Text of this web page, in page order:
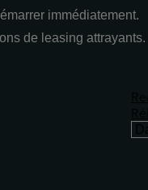
immédiatement.
de leasing attrayants.